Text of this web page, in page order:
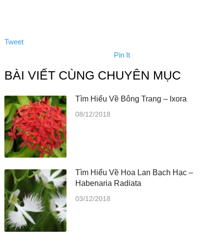
Tweet
Pin It
BÀI VIẾT CÙNG CHUYÊN MỤC
Tìm Hiểu Về Bông Trang – Ixora
08/12/2018
Tìm Hiểu Về Hoa Lan Bạch Hạc –
Habenaria Radiata
03/12/2018